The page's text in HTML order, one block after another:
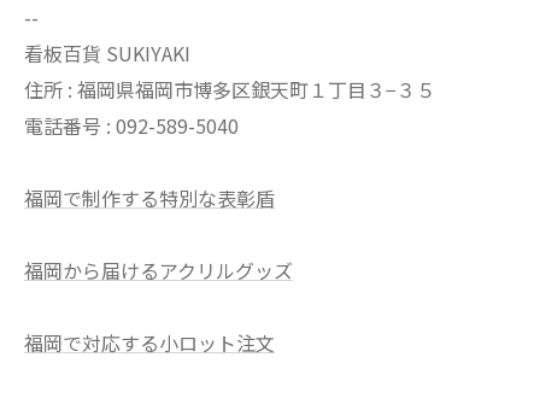
--
看板百貨 SUKIYAKI
住所 : 福岡県福岡市博多区銀天町１丁目３−３５
電話番号 : 092-589-5040
福岡で制作する特別な表彰盾
福岡から届けるアクリルグッズ
福岡で対応する小ロット注文